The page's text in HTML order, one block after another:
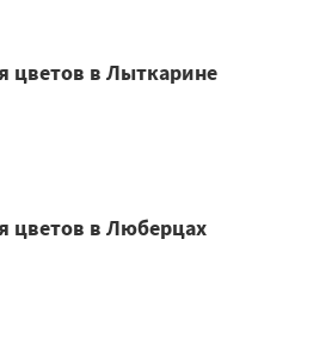
цветов в Лыткарине
цветов в Люберцах